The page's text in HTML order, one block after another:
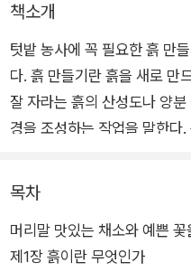
책소개
텃밭 농사에 꼭 필요한 흙 만
다. 흙 만들기란 흙을 새로 만
잘 자라는 흙의 산성도나 양
경을 조성하는 작업을 말한다
풍작을 약속하는 기본이며 핵
소홀히 할 수 있는 흙과 비료
세히 알려준다.
목차
머리말 맛있는 채소와 예쁜
제1장 흙이란 무엇인가